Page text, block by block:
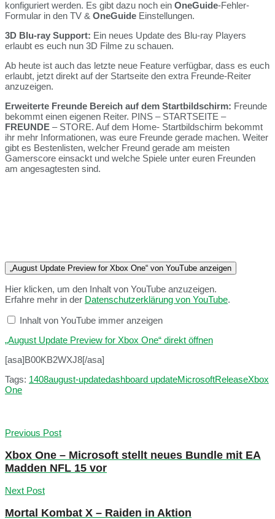
konfiguriert werden. Es gibt dazu noch ein OneGuide-Fehler-
Formular in den TV & OneGuide Einstellungen.
3D Blu-ray Support: Ein neues Update des Blu-ray Players
erlaubt es euch nun 3D Filme zu schauen.
Ab heute ist auch das letzte neue Feature verfügbar, dass es euch
erlaubt, jetzt direkt auf der Startseite den extra Freunde-Reiter
anzuzeigen.
Erweiterte Freunde Bereich auf dem Startbildschirm: Freunde
bekommt einen eigenen Reiter. PINS – STARTSEITE –
FREUNDE – STORE. Auf dem Home- Startbildschirm bekommt
ihr mehr Informationen, was eure Freunde gerade machen. Weiter
gibt es Bestenlisten, welcher Freund gerade am meisten
Gamerscore einsackt und welche Spiele unter euren Freunden
am angesagtesten sind.
„August Update Preview for Xbox One“ von YouTube anzeigen
Hier klicken, um den Inhalt von YouTube anzuzeigen.
Erfahre mehr in der Datenschutzerklärung von YouTube.
Inhalt von YouTube immer anzeigen
„August Update Preview for Xbox One“ direkt öffnen
[asa]B00KB2WXJ8[/asa]
Tags: 1408august-updatedashboard updateMicrosoftReleaseXbox
One
Previous Post
Xbox One – Microsoft stellt neues Bundle mit EA
Madden NFL 15 vor
Next Post
Mortal Kombat X – Raiden in Aktion